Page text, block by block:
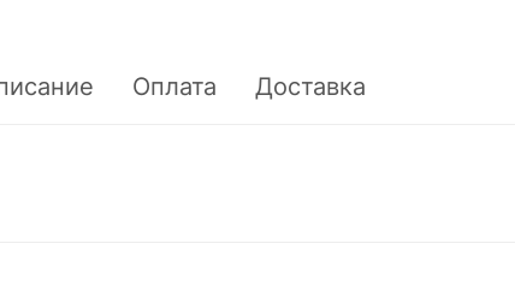
Оплата Доставка